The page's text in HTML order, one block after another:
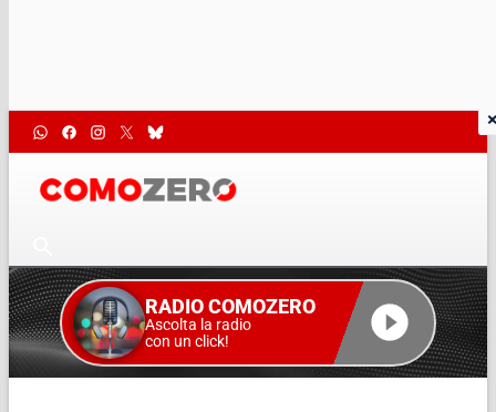
RADIO COMOZERO
Ascolta la radio
con un click!